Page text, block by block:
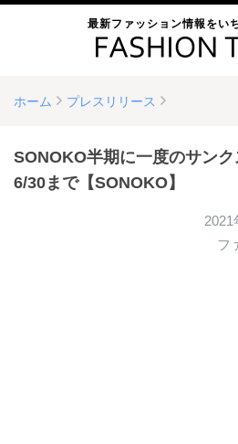
最新ファッション情報をい
ホーム プレスリリース
SONOKO半期に一度のサンク
6/30まで【SONOKO】
2021
フ